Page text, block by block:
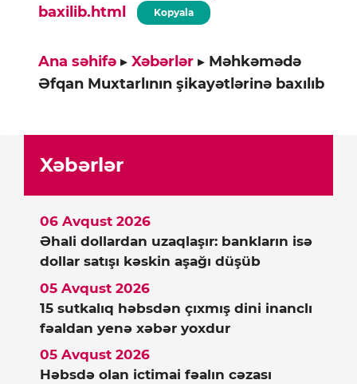
baxilib.html
Kopyala
Ana səhifə ▸ Xəbərlər ▸ Məhkəmədə
Əfqan Muxtarlının şikayətlərinə baxılıb
Xəbərlər
Əhali dollardan uzaqlaşır: bankların isə
dollar satışı kəskin aşağı düşüb
06 Avqust 2026
15 sutkalıq həbsdən çıxmış dini inanclı
fəaldan yenə xəbər yoxdur
05 Avqust 2026
Həbsdə olan ictimai fəalın cəzası
05 Avqust 2026